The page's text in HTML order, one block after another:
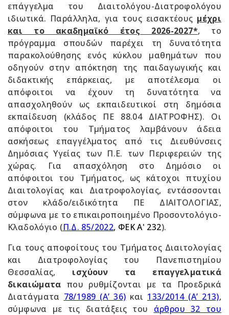
επάγγελμα του Διαιτολόγου-Διατροφολόγου
ιδιωτικά. Παράλληλα, για τους εισακτέους μέχρι
και το ακαδημαϊκό έτος 2026-2027*, το
πρόγραμμα σπουδών παρέχει τη δυνατότητα
παρακολούθησης ενός κύκλου μαθημάτων που
οδηγούν στην απόκτηση της παιδαγωγικής και
διδακτικής επάρκειας, με αποτέλεσμα οι
απόφοιτοι να έχουν τη δυνατότητα να
απασχοληθούν ως εκπαιδευτικοί στη δημόσια
εκπαίδευση (κλάδος ΠΕ 88.04 ΔΙΑΤΡΟΦΗΣ). Οι
απόφοιτοι του Τμήματος λαμβάνουν άδεια
ασκήσεως επαγγέλματος από τις Διευθύνσεις
Δημόσιας Υγείας των Π.Ε. των Περιφερειών της
χώρας. Για απασχόληση στο Δημόσιο οι
απόφοιτοι του Τμήματος, ως κάτοχοι πτυχίου
Διαιτολογίας και Διατροφολογίας, εντάσσονται
στον κλάδο/ειδικότητα ΠΕ ΔΙΑΙΤΟΛΟΓΙΑΣ,
σύμφωνα με το επικαιροποιημένο Προσοντολόγιο-
Κλαδολόγιο (Π.Δ. 85/2022, ΦΕΚ Α' 232).
Για τους αποφοίτους του Τμήματος Διαιτολογίας
και Διατροφολογίας του Πανεπιστημίου
Θεσσαλίας, ισχύουν τα επαγγελματικά
δικαιώματα που ρυθμίζονται με τα Προεδρικά
Διατάγματα 78/1989 (Α’ 36) και 133/2014 (Α’ 213),
σύμφωνα με τις διατάξεις του άρθρου 32 του